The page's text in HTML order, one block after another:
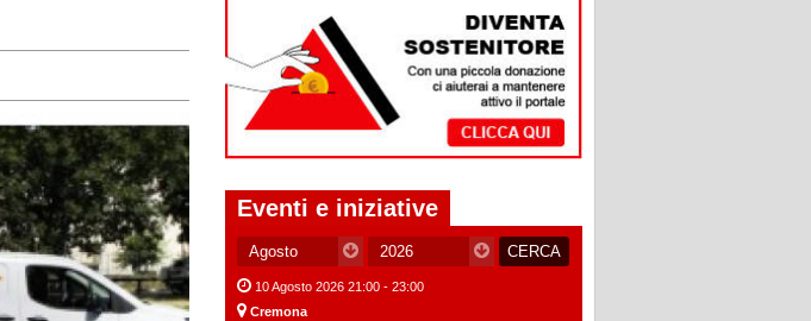
Eventi e iniziative
10 Agosto 2026 21:00 - 23:00
Cremona